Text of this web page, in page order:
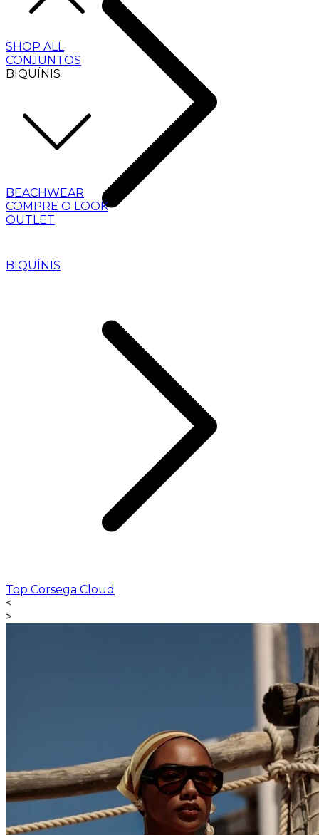
SHOP ALL
CONJUNTOS
BIQUÍNIS
BEACHWEAR
COMPRE O LOOK
OUTLET
BIQUÍNIS
Top Corsega Cloud
<
>